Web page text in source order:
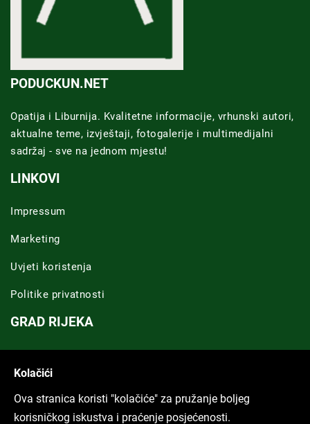
PODUCKUN.NET
Opatija i Liburnija. Kvalitetne informacije, vrhunski autori,
aktualne teme, izvještaji, fotogalerije i multimedijalni
sadržaj - sve na jednom mjestu!
LINKOVI
Impressum
Marketing
Uvjeti koristenja
Politike privatnosti
GRAD RIJEKA
ARHIVA TEKSTOVA
Kolačići
Ova stranica koristi "kolačiće" za pružanje boljeg
korisničkog iskustva i praćenje posjećenosti.